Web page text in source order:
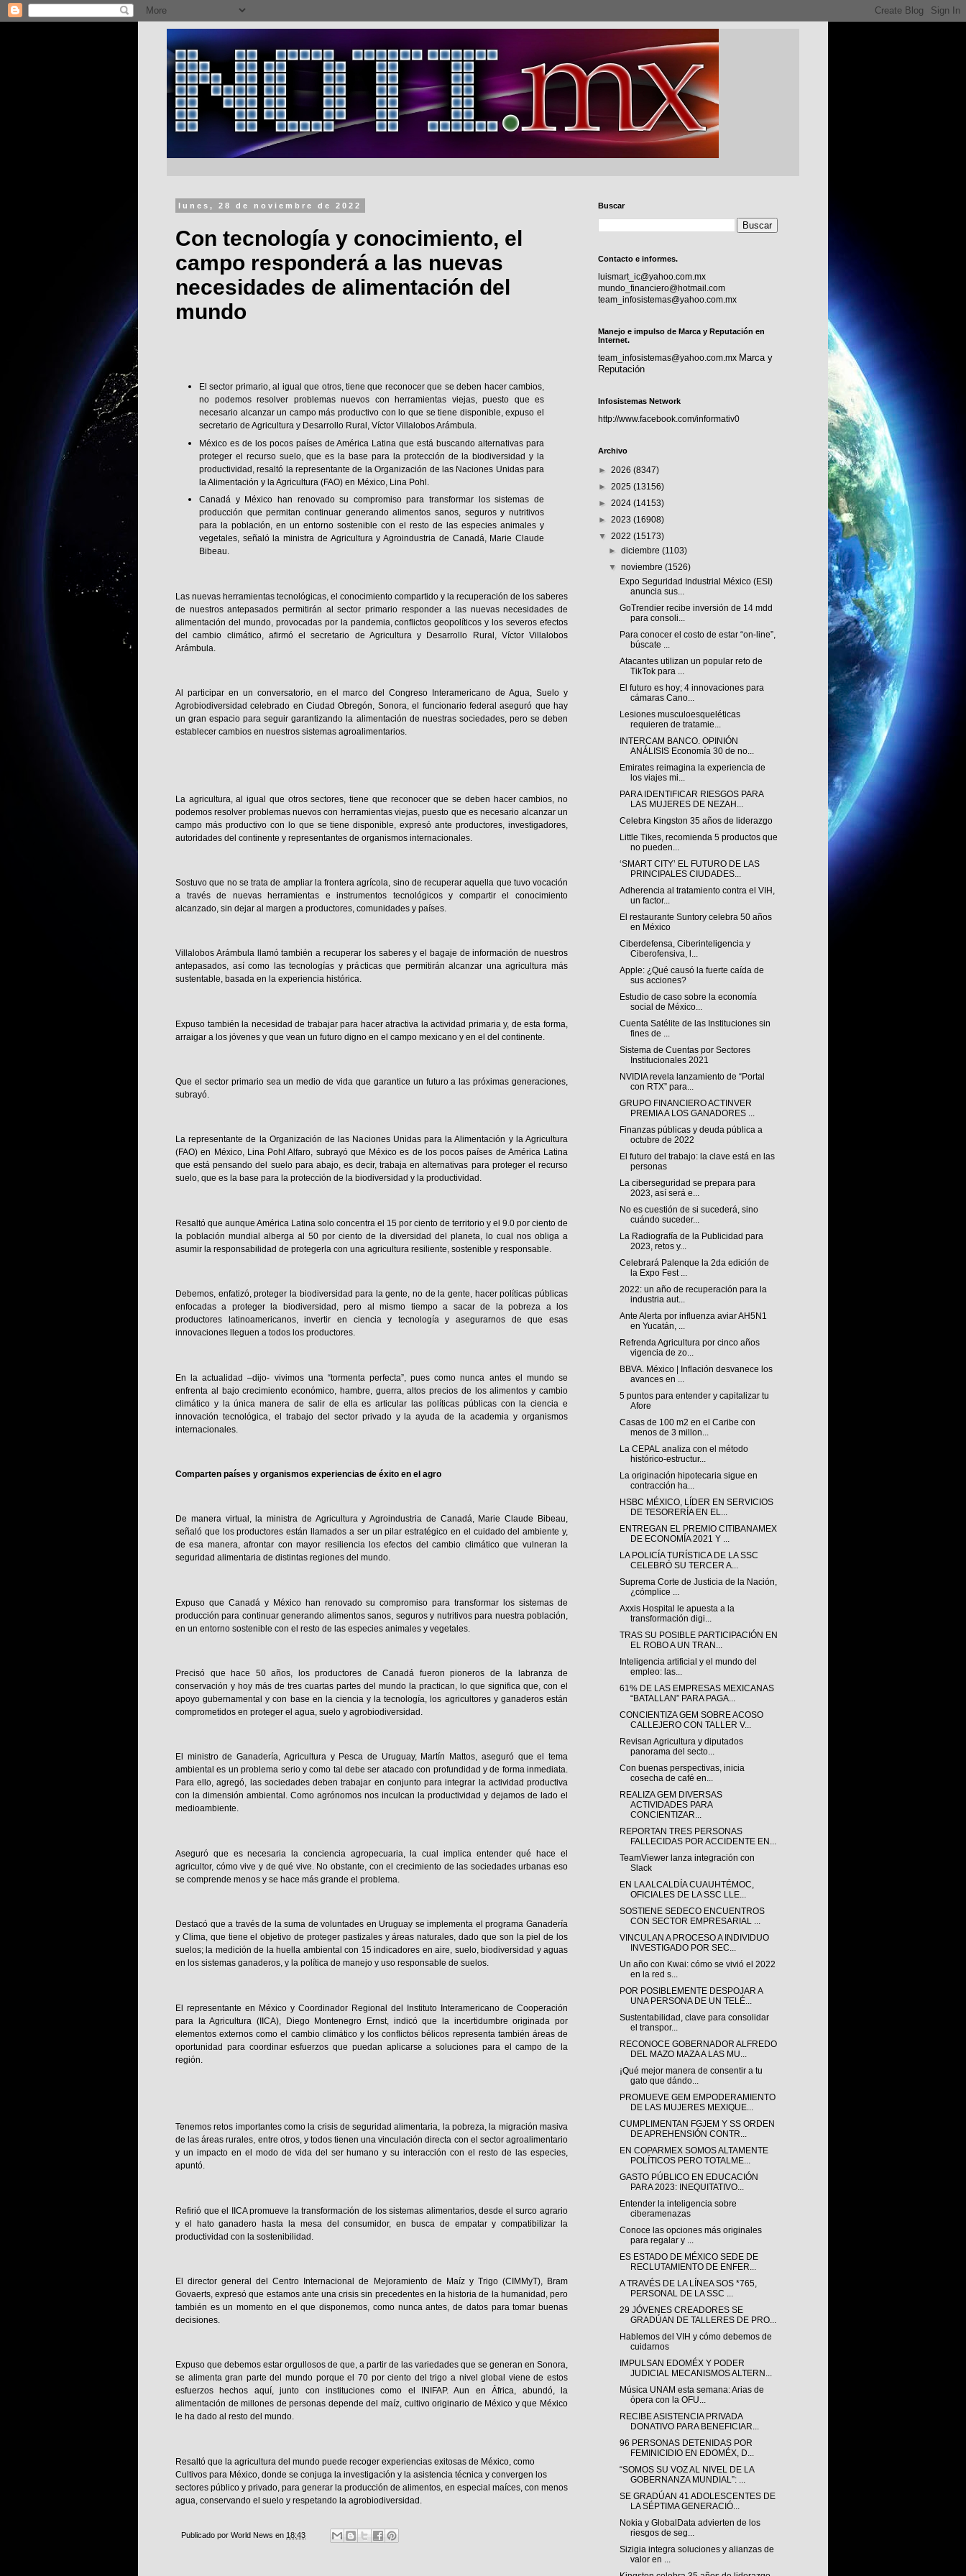
lunes, 28 de noviembre de 2022
Con tecnología y conocimiento, el
campo responderá a las nuevas
necesidades de alimentación del
mundo
​El sector primario, al igual que otros, tiene que reconocer que se deben hacer cambios,
no podemos resolver problemas nuevos con herramientas viejas, puesto que es
necesario alcanzar un campo más productivo con lo que se tiene disponible, expuso el
secretario de Agricultura y Desarrollo Rural, Víctor Villalobos Arámbula.
​México es de los pocos países de América Latina que está buscando alternativas para
proteger el recurso suelo, que es la base para la protección de la biodiversidad y la
productividad, resaltó la representante de la Organización de las Naciones Unidas para
la Alimentación y la Agricultura (FAO) en México, Lina Pohl.
​Canadá y México han renovado su compromiso para transformar los sistemas de
producción que permitan continuar generando alimentos sanos, seguros y nutritivos
para la población, en un entorno sostenible con el resto de las especies animales y
vegetales, señaló la ministra de Agricultura y Agroindustria de Canadá, Marie Claude
Bibeau.
Las nuevas herramientas tecnológicas, el conocimiento compartido y la recuperación de los saberes
de nuestros antepasados permitirán al sector primario responder a las nuevas necesidades de
alimentación del mundo, provocadas por la pandemia, conflictos geopolíticos y los severos efectos
del cambio climático, afirmó el secretario de Agricultura y Desarrollo Rural, Víctor Villalobos
Arámbula.
Al participar en un conversatorio, en el marco del Congreso Interamericano de Agua, Suelo y
Agrobiodiversidad celebrado en Ciudad Obregón, Sonora, el funcionario federal aseguró que hay
un gran espacio para seguir garantizando la alimentación de nuestras sociedades, pero se deben
establecer cambios en nuestros sistemas agroalimentarios.
La agricultura, al igual que otros sectores, tiene que reconocer que se deben hacer cambios, no
podemos resolver problemas nuevos con herramientas viejas, puesto que es necesario alcanzar un
campo más productivo con lo que se tiene disponible, expresó ante productores, investigadores,
autoridades del continente y representantes de organismos internacionales.
Sostuvo que no se trata de ampliar la frontera agrícola, sino de recuperar aquella que tuvo vocación
a través de nuevas herramientas e instrumentos tecnológicos y compartir el conocimiento
alcanzado, sin dejar al margen a productores, comunidades y países.
Villalobos Arámbula llamó también a recuperar los saberes y el bagaje de información de nuestros
antepasados, así como las tecnologías y prácticas que permitirán alcanzar una agricultura más
sustentable, basada en la experiencia histórica.
Expuso también la necesidad de trabajar para hacer atractiva la actividad primaria y, de esta forma,
arraigar a los jóvenes y que vean un futuro digno en el campo mexicano y en el del continente.
Que el sector primario sea un medio de vida que garantice un futuro a las próximas generaciones,
subrayó.
La representante de la Organización de las Naciones Unidas para la Alimentación y la Agricultura
(FAO) en México, Lina Pohl Alfaro, subrayó que México es de los pocos países de América Latina
que está pensando del suelo para abajo, es decir, trabaja en alternativas para proteger el recurso
suelo, que es la base para la protección de la biodiversidad y la productividad.
Resaltó que aunque América Latina solo concentra el 15 por ciento de territorio y el 9.0 por ciento de
la población mundial alberga al 50 por ciento de la diversidad del planeta, lo cual nos obliga a
asumir la responsabilidad de protegerla con una agricultura resiliente, sostenible y responsable.
Debemos, enfatizó, proteger la biodiversidad para la gente, no de la gente, hacer políticas públicas
enfocadas a proteger la biodiversidad, pero al mismo tiempo a sacar de la pobreza a los
productores latinoamericanos, invertir en ciencia y tecnología y asegurarnos de que esas
innovaciones lleguen a todos los productores.
En la actualidad –dijo- vivimos una “tormenta perfecta”, pues como nunca antes el mundo se
enfrenta al bajo crecimiento económico, hambre, guerra, altos precios de los alimentos y cambio
climático y la única manera de salir de ella es articular las políticas públicas con la ciencia e
innovación tecnológica, el trabajo del sector privado y la ayuda de la academia y organismos
internacionales.
Comparten países y organismos experiencias de éxito en el agro
De manera virtual, la ministra de Agricultura y Agroindustria de Canadá, Marie Claude Bibeau,
señaló que los productores están llamados a ser un pilar estratégico en el cuidado del ambiente y,
de esa manera, afrontar con mayor resiliencia los efectos del cambio climático que vulneran la
seguridad alimentaria de distintas regiones del mundo.
Expuso que Canadá y México han renovado su compromiso para transformar los sistemas de
producción para continuar generando alimentos sanos, seguros y nutritivos para nuestra población,
en un entorno sostenible con el resto de las especies animales y vegetales.
Precisó que hace 50 años, los productores de Canadá fueron pioneros de la labranza de
conservación y hoy más de tres cuartas partes del mundo la practican, lo que significa que, con el
apoyo gubernamental y con base en la ciencia y la tecnología, los agricultores y ganaderos están
comprometidos en proteger el agua, suelo y agrobiodiversidad.
El ministro de Ganadería, Agricultura y Pesca de Uruguay, Martín Mattos, aseguró que el tema
ambiental es un problema serio y como tal debe ser atacado con profundidad y de forma inmediata.
Para ello, agregó, las sociedades deben trabajar en conjunto para integrar la actividad productiva
con la dimensión ambiental. Como agrónomos nos inculcan la productividad y dejamos de lado el
medioambiente.
Aseguró que es necesaria la conciencia agropecuaria, la cual implica entender qué hace el
agricultor, cómo vive y de qué vive. No obstante, con el crecimiento de las sociedades urbanas eso
se comprende menos y se hace más grande el problema.
Destacó que a través de la suma de voluntades en Uruguay se implementa el programa Ganadería
y Clima, que tiene el objetivo de proteger pastizales y áreas naturales, dado que son la piel de los
suelos; la medición de la huella ambiental con 15 indicadores en aire, suelo, biodiversidad y aguas
en los sistemas ganaderos, y la política de manejo y uso responsable de suelos.
El representante en México y Coordinador Regional del Instituto Interamericano de Cooperación
para la Agricultura (IICA), Diego Montenegro Ernst, indicó que la incertidumbre originada por
elementos externos como el cambio climático y los conflictos bélicos representa también áreas de
oportunidad para coordinar esfuerzos que puedan aplicarse a soluciones para el campo de la
región.
Tenemos retos importantes como la crisis de seguridad alimentaria, la pobreza, la migración masiva
de las áreas rurales, entre otros, y todos tienen una vinculación directa con el sector agroalimentario
y un impacto en el modo de vida del ser humano y su interacción con el resto de las especies,
apuntó.
Refirió que el IICA promueve la transformación de los sistemas alimentarios, desde el surco agrario
y el hato ganadero hasta la mesa del consumidor, en busca de empatar y compatibilizar la
productividad con la sostenibilidad.
El director general del Centro Internacional de Mejoramiento de Maíz y Trigo (CIMMyT), Bram
Govaerts, expresó que estamos ante una crisis sin precedentes en la historia de la humanidad, pero
también es un momento en el que disponemos, como nunca antes, de datos para tomar buenas
decisiones.
Expuso que debemos estar orgullosos de que, a partir de las variedades que se generan en Sonora,
se alimenta gran parte del mundo porque el 70 por ciento del trigo a nivel global viene de estos
esfuerzos hechos aquí, junto con instituciones como el INIFAP. Aun en África, abundó, la
alimentación de millones de personas depende del maíz, cultivo originario de México y que México
le ha dado al resto del mundo.
Resaltó que la agricultura del mundo puede recoger experiencias exitosas de México, como
Cultivos para México, donde se conjuga la investigación y la asistencia técnica y convergen los
sectores público y privado, para generar la producción de alimentos, en especial maíces, con menos
agua, conservando el suelo y respetando la agrobiodiversidad.
Publicado por World News en 18:43
Buscar
Contacto e informes.
luismart_ic@yahoo.com.mx
mundo_financiero@hotmail.com
team_infosistemas@yahoo.com.mx
Manejo e impulso de Marca y Reputación en
Internet.
team_infosistemas@yahoo.com.mx Marca y
Reputación
Infosistemas Network
http://www.facebook.com/informativ0
Archivo
► 2026 (8347)
► 2025 (13156)
► 2024 (14153)
► 2023 (16908)
▼ 2022 (15173)
►diciembre(1103)
▼noviembre(1526)
Expo Seguridad Industrial México (ESI)
anuncia sus...
GoTrendier recibe inversión de 14 mdd
para consoli...
Para conocer el costo de estar “on-line”,
búscate ...
Atacantes utilizan un popular reto de
TikTok para ...
El futuro es hoy; 4 innovaciones para
cámaras Cano...
Lesiones musculoesqueléticas
requieren de tratamie...
INTERCAM BANCO. OPINIÓN
ANÁLISIS Economía 30 de no...
Emirates reimagina la experiencia de
los viajes mi...
PARA IDENTIFICAR RIESGOS PARA
LAS MUJERES DE NEZAH...
Celebra Kingston 35 años de liderazgo
Little Tikes, recomienda 5 productos que
no pueden...
‘SMART CITY’ EL FUTURO DE LAS
PRINCIPALES CIUDADES...
Adherencia al tratamiento contra el VIH,
un factor...
El restaurante Suntory celebra 50 años
en México
Ciberdefensa, Ciberinteligencia y
Ciberofensiva, l...
Apple: ¿Qué causó la fuerte caída de
sus acciones?
Estudio de caso sobre la economía
social de México...
Cuenta Satélite de las Instituciones sin
fines de ...
Sistema de Cuentas por Sectores
Institucionales 2021
NVIDIA revela lanzamiento de “Portal
con RTX” para...
GRUPO FINANCIERO ACTINVER
PREMIA A LOS GANADORES ...
Finanzas públicas y deuda pública a
octubre de 2022
El futuro del trabajo: la clave está en las
personas
La ciberseguridad se prepara para
2023, así será e...
No es cuestión de si sucederá, sino
cuándo suceder...
La Radiografía de la Publicidad para
2023, retos y...
Celebrará Palenque la 2da edición de
la Expo Fest ...
2022: un año de recuperación para la
industria aut...
Ante Alerta por influenza aviar AH5N1
en Yucatán, ...
Refrenda Agricultura por cinco años
vigencia de zo...
BBVA. México | Inflación desvanece los
avances en ...
5 puntos para entender y capitalizar tu
Afore
Casas de 100 m2 en el Caribe con
menos de 3 millon...
La CEPAL analiza con el método
histórico-estructur...
La originación hipotecaria sigue en
contracción ha...
HSBC MÉXICO, LÍDER EN SERVICIOS
DE TESORERÍA EN EL...
ENTREGAN EL PREMIO CITIBANAMEX
DE ECONOMÍA 2021 Y ...
LA POLICÍA TURÍSTICA DE LA SSC
CELEBRÓ SU TERCER A...
Suprema Corte de Justicia de la Nación,
¿cómplice ...
Axxis Hospital le apuesta a la
transformación digi...
TRAS SU POSIBLE PARTICIPACIÓN EN
EL ROBO A UN TRAN...
Inteligencia artificial y el mundo del
empleo: las...
61% DE LAS EMPRESAS MEXICANAS
“BATALLAN” PARA PAGA...
CONCIENTIZA GEM SOBRE ACOSO
CALLEJERO CON TALLER V...
Revisan Agricultura y diputados
panorama del secto...
Con buenas perspectivas, inicia
cosecha de café en...
REALIZA GEM DIVERSAS
ACTIVIDADES PARA
CONCIENTIZAR...
REPORTAN TRES PERSONAS
FALLECIDAS POR ACCIDENTE EN...
TeamViewer lanza integración con
Slack
EN LA ALCALDÍA CUAUHTÉMOC,
OFICIALES DE LA SSC LLE...
SOSTIENE SEDECO ENCUENTROS
CON SECTOR EMPRESARIAL ...
VINCULAN A PROCESO A INDIVIDUO
INVESTIGADO POR SEC...
Un año con Kwai: cómo se vivió el 2022
en la red s...
POR POSIBLEMENTE DESPOJAR A
UNA PERSONA DE UN TELÉ...
Sustentabilidad, clave para consolidar
el transpor...
RECONOCE GOBERNADOR ALFREDO
DEL MAZO MAZA A LAS MU...
¡Qué mejor manera de consentir a tu
gato que dándo...
PROMUEVE GEM EMPODERAMIENTO
DE LAS MUJERES MEXIQUE...
CUMPLIMENTAN FGJEM Y SS ORDEN
DE APREHENSIÓN CONTR...
EN COPARMEX SOMOS ALTAMENTE
POLÍTICOS PERO TOTALME...
GASTO PÚBLICO EN EDUCACIÓN
PARA 2023: INEQUITATIVO...
Entender la inteligencia sobre
ciberamenazas
Conoce las opciones más originales
para regalar y ...
ES ESTADO DE MÉXICO SEDE DE
RECLUTAMIENTO DE ENFER...
A TRAVÉS DE LA LÍNEA SOS *765,
PERSONAL DE LA SSC ...
29 JÓVENES CREADORES SE
GRADÚAN DE TALLERES DE PRO...
Hablemos del VIH y cómo debemos de
cuidarnos
IMPULSAN EDOMÉX Y PODER
JUDICIAL MECANISMOS ALTERN...
Música UNAM esta semana: Arias de
ópera con la OFU...
RECIBE ASISTENCIA PRIVADA
DONATIVO PARA BENEFICIAR...
96 PERSONAS DETENIDAS POR
FEMINICIDIO EN EDOMÉX, D...
“SOMOS SU VOZ AL NIVEL DE LA
GOBERNANZA MUNDIAL”: ...
SE GRADÚAN 41 ADOLESCENTES DE
LA SÉPTIMA GENERACIÓ...
Nokia y GlobalData advierten de los
riesgos de seg...
Sizigia integra soluciones y alianzas de
valor en ...